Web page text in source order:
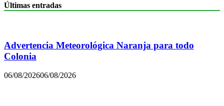
Últimas entradas
Advertencia Meteorológica Naranja para todo
Colonia
06/08/202606/08/2026